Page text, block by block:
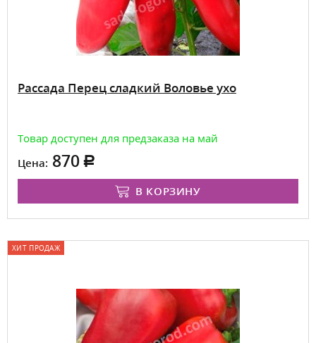
Рассада Перец сладкий Воловье ухо
Товар доступен для предзаказа на май
Цена: 870
В КОРЗИНУ
ХИТ ПРОДАЖ